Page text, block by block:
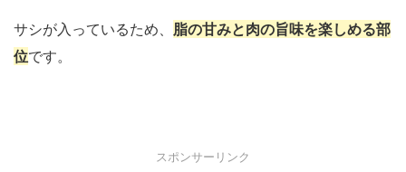
サシが入っているため、 脂の甘みと肉の旨味を楽しめる部
位です。
スポンサーリンク